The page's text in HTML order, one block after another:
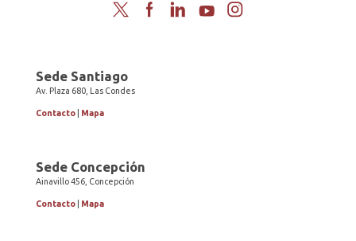
Twitter FacebookLinkedInYouTubeInstagram
Sede Santiago
Av. Plaza 680, Las Condes
Contacto Mapa
Sede Concepción
Ainavillo 456, Concepción
Contacto Mapa